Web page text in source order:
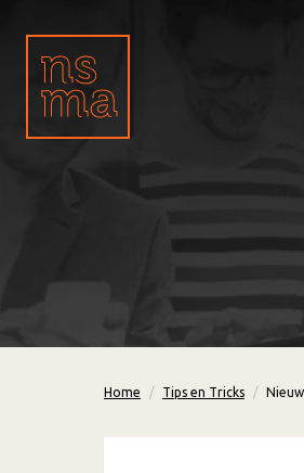
Home Tips en Tricks